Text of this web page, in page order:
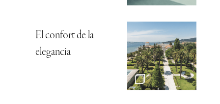
El confort de la
elegancia